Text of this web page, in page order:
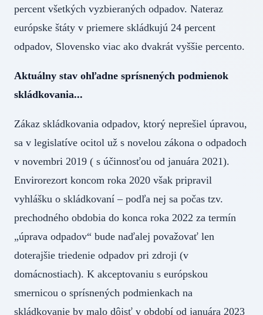
percent všetkých vyzbieraných odpadov. Nateraz
európske štáty v priemere skládkujú 24 percent
odpadov, Slovensko viac ako dvakrát vyššie percento.
Aktuálny stav ohľadne sprísnených podmienok
skládkovania...
Zákaz skládkovania odpadov, ktorý neprešiel úpravou,
sa v legislatíve ocitol už s novelou zákona o odpadoch
v novembri 2019 ( s účinnosťou od januára 2021).
Envirorezort koncom roka 2020 však pripravil
vyhlášku o skládkovaní – podľa nej sa počas tzv.
prechodného obdobia do konca roka 2022 za termín
„úprava odpadov“ bude naďalej považovať len
doterajšie triedenie odpadov pri zdroji (v
domácnostiach). K akceptovaniu s európskou
smernicou o sprísnených podmienkach na
skládkovanie by malo dôjsť v období od januára 2023